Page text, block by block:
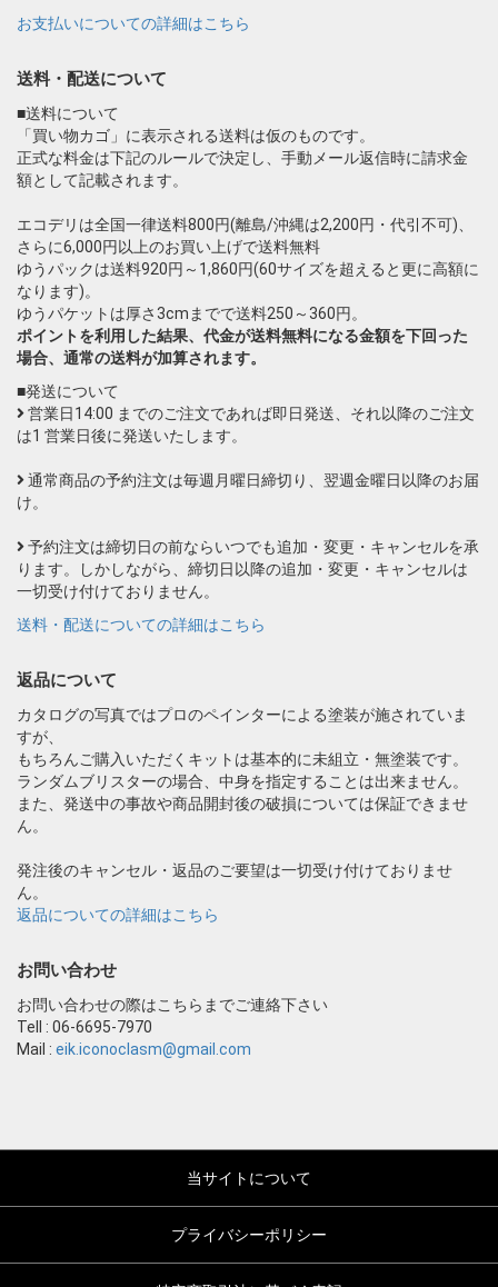
お支払いについての詳細はこちら
送料・配送について
■送料について
「買い物カゴ」に表示される送料は仮のものです。
正式な料金は下記のルールで決定し、手動メール返信時に請求金
額として記載されます。
エコデリは全国一律送料800円(離島/沖縄は2,200円・代引不可)、
さらに6,000円以上のお買い上げで送料無料
ゆうパックは送料920円～1,860円(60サイズを超えると更に高額に
なります)。
ゆうパケットは厚さ3cmまでで送料250～360円。
ポイントを利用した結果、代金が送料無料になる金額を下回った
場合、通常の送料が加算されます。
■発送について
営業日14:00 までのご注文であれば即日発送、それ以降のご注文
は1 営業日後に発送いたします。
通常商品の予約注文は毎週月曜日締切り、翌週金曜日以降のお届
け。
予約注文は締切日の前ならいつでも追加・変更・キャンセルを承
ります。しかしながら、締切日以降の追加・変更・キャンセルは
一切受け付けておりません。
送料・配送についての詳細はこちら
返品について
カタログの写真ではプロのペインターによる塗装が施されていま
すが、
もちろんご購入いただくキットは基本的に未組立・無塗装です。
ランダムブリスターの場合、中身を指定することは出来ません。
また、発送中の事故や商品開封後の破損については保証できませ
ん。
発注後のキャンセル・返品のご要望は一切受け付けておりませ
ん。
返品についての詳細はこちら
お問い合わせ
お問い合わせの際はこちらまでご連絡下さい
Tell : 06-6695-7970
Mail : eik.iconoclasm@gmail.com
当サイトについて
プライバシーポリシー